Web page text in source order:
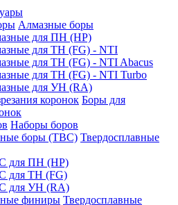
Алмазные боры
для ПН (HP)
для ТН (FG) - NTI
для ТН (FG) - NTI Abacus
для ТН (FG) - NTI Turbo
для УН (RA)
Боры для
Наборы боров
Твердосплавные
для ПН (HP)
для ТН (FG)
для УН (RA)
Твердосплавные